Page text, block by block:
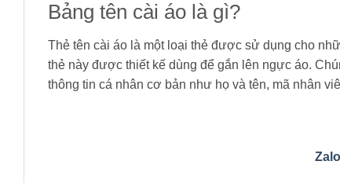
Bảng tên cài áo là gì?
Thẻ tên cài áo là một loại thẻ được sử dụng cho
thẻ này được thiết kế dùng để gắn lên ngực áo.
thông tin cá nhân cơ bản như họ và tên, mã nhân